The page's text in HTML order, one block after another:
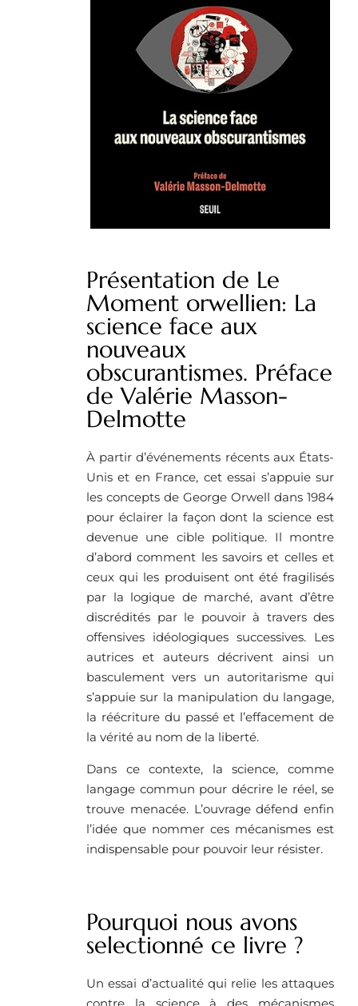
Présentation de Le
Moment orwellien: La
science face aux
nouveaux
obscurantismes. Préface
de Valérie Masson-
Delmotte
À partir d’événements récents aux États-
Unis et en France, cet essai s’appuie sur
les concepts de George Orwell dans 1984
pour éclairer la façon dont la science est
devenue une cible politique. Il montre
d’abord comment les savoirs et celles et
ceux qui les produisent ont été fragilisés
par la logique de marché, avant d’être
discrédités par le pouvoir à travers des
offensives idéologiques successives. Les
autrices et auteurs décrivent ainsi un
basculement vers un autoritarisme qui
s’appuie sur la manipulation du langage,
la réécriture du passé et l’effacement de
la vérité au nom de la liberté.
Dans ce contexte, la science, comme
langage commun pour décrire le réel, se
trouve menacée. L’ouvrage défend enfin
l’idée que nommer ces mécanismes est
indispensable pour pouvoir leur résister.
Pourquoi nous avons
selectionné ce livre ?
Un essai d’actualité qui relie les attaques